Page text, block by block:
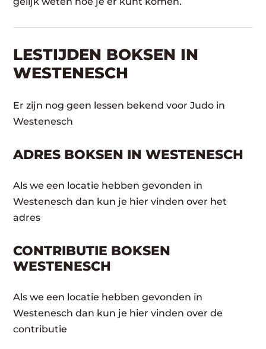
LESTIJDEN BOKSEN IN
WESTENESCH
Er zijn nog geen lessen bekend voor Judo in
Westenesch
ADRES BOKSEN IN WESTENESCH
Als we een locatie hebben gevonden in
Westenesch dan kun je hier vinden over het
adres
CONTRIBUTIE BOKSEN
WESTENESCH
Als we een locatie hebben gevonden in
Westenesch dan kun je hier vinden over de
contributie